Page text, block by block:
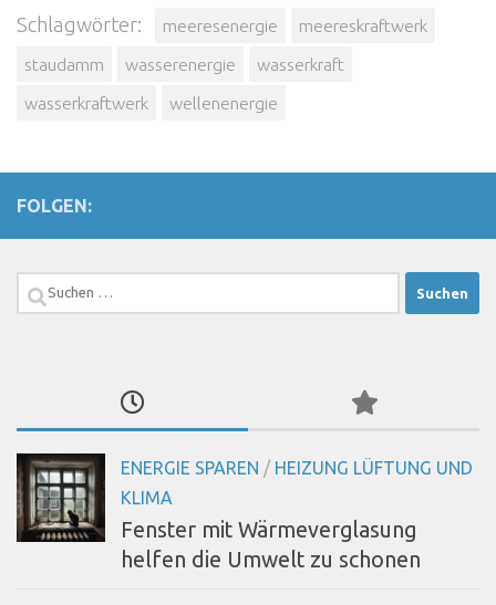
Schlagwörter: meeresenergie
meereskraftwerk
staudamm
wasserenergie
wasserkraft
wasserkraftwerk
wellenenergie
FOLGEN:
Suchen
ENERGIE SPAREN / HEIZUNG LÜFTUNG UND
KLIMA
Fenster mit Wärmeverglasung
helfen die Umwelt zu schonen